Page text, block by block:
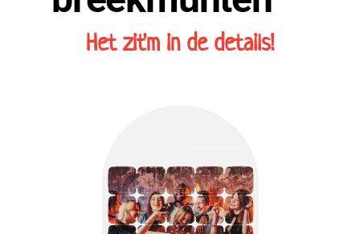
Het zit'm in de details!